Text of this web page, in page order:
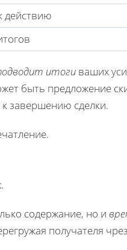
действию
итоги ваших
быть предложение
завершению сделки.
содержание, но и
получателя